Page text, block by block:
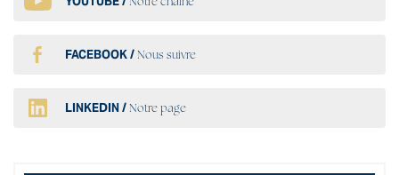
FACEBOOK /Nous suivre
LINKEDIN /Notre page